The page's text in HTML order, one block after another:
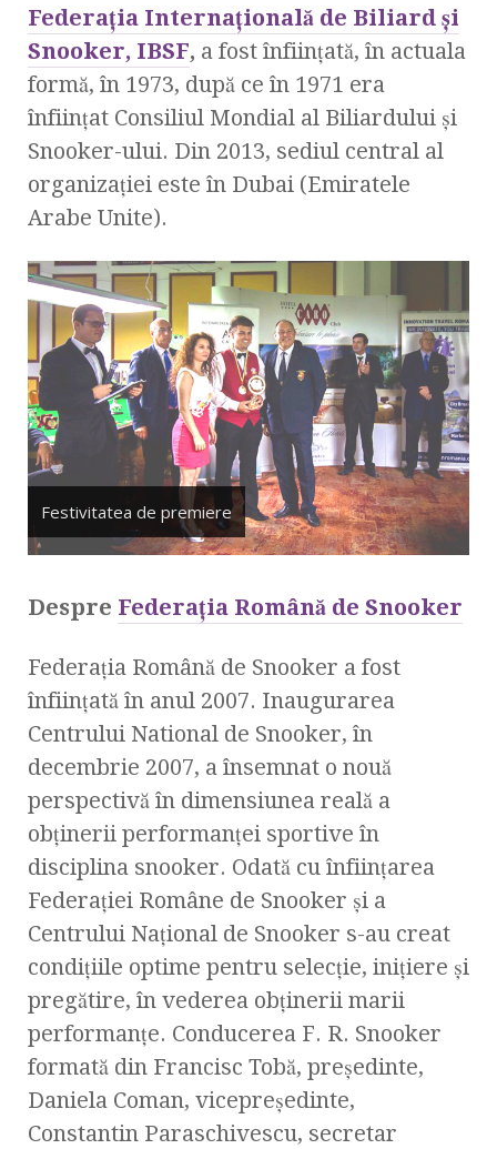
Federaţia Internaţională de Biliard şi
Snooker, IBSF, a fost înfiinţată, în actuala
formă, în 1973, după ce în 1971 era
înfiinţat Consiliul Mondial al Biliardului şi
Snooker-ului. Din 2013, sediul central al
organizaţiei este în Dubai (Emiratele
Arabe Unite).
Festivitatea de premiere
Despre Federaţia Română de Snooker
Federaţia Română de Snooker a fost
înfiinţată în anul 2007. Inaugurarea
Centrului National de Snooker, în
decembrie 2007, a însemnat o nouă
perspectivă în dimensiunea reală a
obţinerii performanţei sportive în
disciplina snooker. Odată cu înfiinţarea
Federaţiei Române de Snooker şi a
Centrului Naţional de Snooker s-au creat
condiţiile optime pentru selecţie, iniţiere şi
pregătire, în vederea obţinerii marii
performanţe. Conducerea F. R. Snooker
formată din Francisc Tobă, preşedinte,
Daniela Coman, vicepreşedinte,
Constantin Paraschivescu, secretar